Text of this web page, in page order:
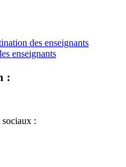
des enseignants
enseignants
:
sociaux :